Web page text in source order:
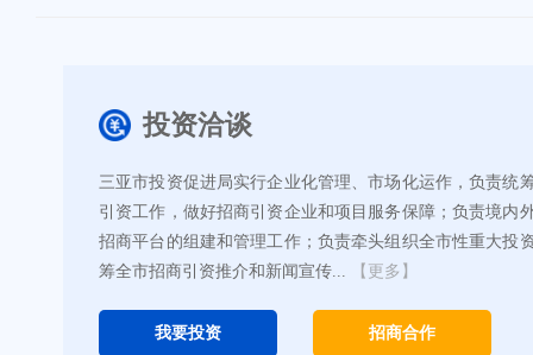
投资洽谈
三亚市投资促进局实行企业化管理、市场化运作，负责统
引资工作，做好招商引资企业和项目服务保障；负责境内
招商平台的组建和管理工作；负责牵头组织全市性重大投
筹全市招商引资推介和新闻宣传...
【更多】
我要投资 招商合作